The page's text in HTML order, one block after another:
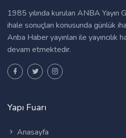
1985 yılında kurulan ANBA Yayın
ihale sonuçları konusunda günlük
Anba Haber yayınları ile yayıncılık
devam etmektedir.
Yapı Fuarı
Anasayfa